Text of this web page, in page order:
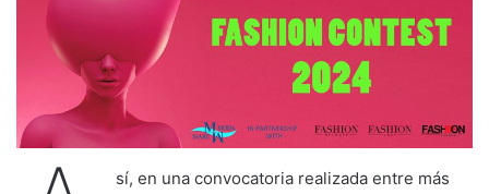
sí, en una convocatoria realizada entre más